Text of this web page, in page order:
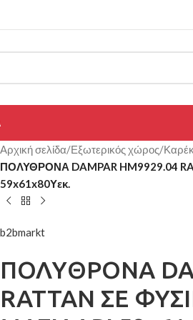
Αρχική σελίδα/Εξωτερικός χώρος/
ΠΟΛΥΘΡΟΝΑ DAMPAR HM9929.04
59x61x80Υεκ.
b2bmarkt
ΠΟΛΥΘΡΟΝΑ
RATTAN ΣΕ